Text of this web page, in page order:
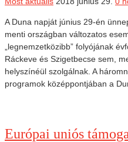
A Duna napját június 29-én
menti országban változatos
„legnemzetközibb” folyójának
Ráckeve és Szigetbecse sem,
helyszínéül szolgálnak. A
programok középpontjában a
Európai uniós